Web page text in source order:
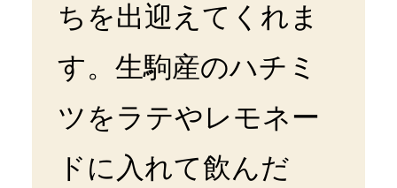
ちを出迎えてくれま
す。生駒産のハチミ
ツをラテやレモネー
ドに入れて飲んだ